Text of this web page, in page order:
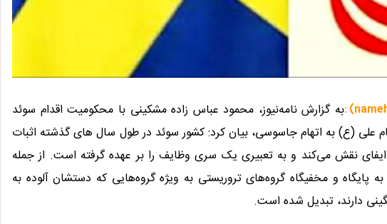
به گزارش نامه‌نیوز، محمود عباس زاده مشکینی با محکومیت اقدام سوئد
علی (ع) به اتهام جاسوسی، بیان کرد: کشور سوئد در طول سال های گذشته اثبات
نقش می‌کند و به تعبیری یک سری وظایف را بر عهده گرفته است. از جمله
پایگاه و مخفیگاه گروه‌های تروریستی به ویژه گروه‌هایی که دستشان آلوده به
دارند، تبدیل شده است.